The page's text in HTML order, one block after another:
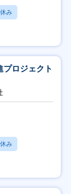
み
プロジェクト
み